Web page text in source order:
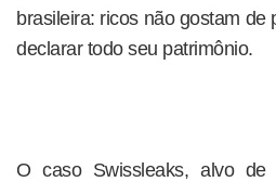
brasileira: ricos não gostam de
declarar todo seu patrimônio.
O caso Swissleaks, alvo